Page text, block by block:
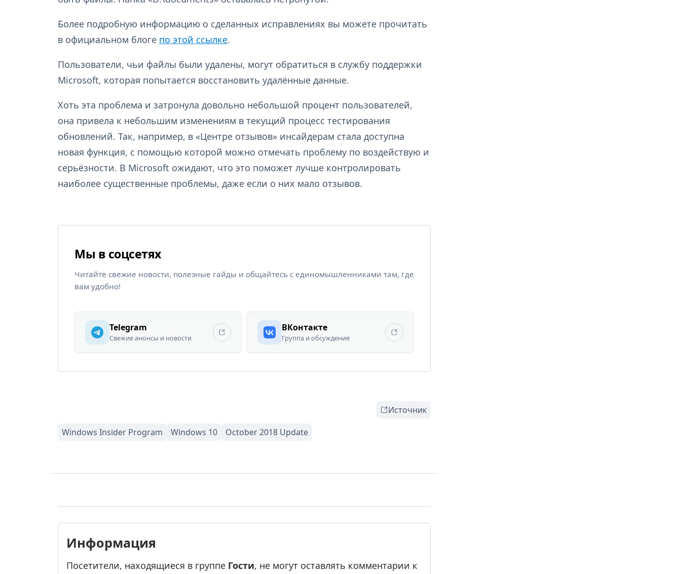
Более подробную информацию о сделанных исправлениях вы можете прочитать
в официальном блоге по этой ссылке.
Пользователи, чьи файлы были удалены, могут обратиться в службу поддержки
Microsoft, которая попытается восстановить удалённые данные.
Хоть эта проблема и затронула довольно небольшой процент пользователей,
она привела к небольшим изменениям в текущий процесс тестирования
обновлений. Так, например, в «Центре отзывов» инсайдерам стала доступна
новая функция, с помощью которой можно отмечать проблему по воздействую и
серьёзности. В Microsoft ожидают, что это поможет лучше контролировать
наиболее существенные проблемы, даже если о них мало отзывов.
Мы в соцсетях
Читайте свежие новости, полезные гайды и общайтесь с единомышленниками там, где
вам удобно!
Telegram
Свежие анонсы и новости
ВКонтакте
Группа и обсуждения
Источник
Информация
Посетители, находящиеся в группе Гости, не могут оставлять комментарии к